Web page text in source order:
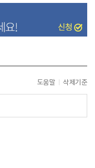
도움말 삭제기준